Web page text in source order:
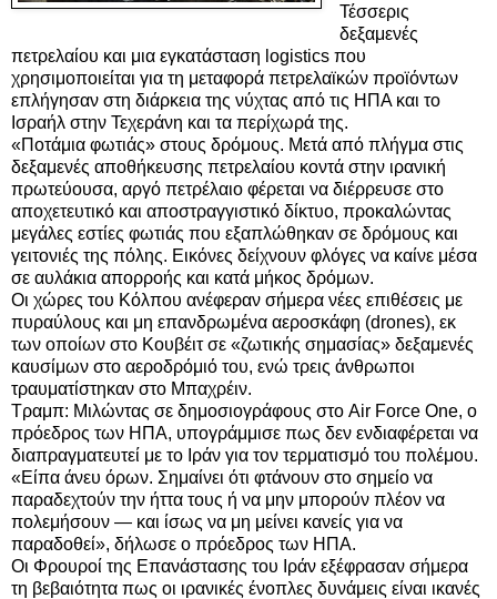
Τέσσερις
δεξαμενές
πετρελαίου και μια εγκατάσταση logistics που
χρησιμοποιείται για τη μεταφορά πετρελαϊκών προϊόντων
επλήγησαν στη διάρκεια της νύχτας από τις ΗΠΑ και το
Ισραήλ στην Τεχεράνη και τα περίχωρά της.
«Ποτάμια φωτιάς» στους δρόμους. Μετά από πλήγμα στις
δεξαμενές αποθήκευσης πετρελαίου κοντά στην ιρανική
πρωτεύουσα, αργό πετρέλαιο φέρεται να διέρρευσε στο
αποχετευτικό και αποστραγγιστικό δίκτυο, προκαλώντας
μεγάλες εστίες φωτιάς που εξαπλώθηκαν σε δρόμους και
γειτονιές της πόλης. Εικόνες δείχνουν φλόγες να καίνε μέσα
σε αυλάκια απορροής και κατά μήκος δρόμων.
Οι χώρες του Κόλπου ανέφεραν σήμερα νέες επιθέσεις με
πυραύλους και μη επανδρωμένα αεροσκάφη (drones), εκ
των οποίων στο Κουβέιτ σε «ζωτικής σημασίας» δεξαμενές
καυσίμων στο αεροδρόμιό του, ενώ τρεις άνθρωποι
τραυματίστηκαν στο Μπαχρέιν.
Τραμπ: Μιλώντας σε δημοσιογράφους στο Air Force One, ο
πρόεδρος των ΗΠΑ, υπογράμμισε πως δεν ενδιαφέρεται να
διαπραγματευτεί με το Ιράν για τον τερματισμό του πολέμου.
«Είπα άνευ όρων. Σημαίνει ότι φτάνουν στο σημείο να
παραδεχτούν την ήττα τους ή να μην μπορούν πλέον να
πολεμήσουν — και ίσως να μη μείνει κανείς για να
παραδοθεί», δήλωσε ο πρόεδρος των ΗΠΑ.
Οι Φρουροί της Επανάστασης του Ιράν εξέφρασαν σήμερα
τη βεβαιότητα πως οι ιρανικές ένοπλες δυνάμεις είναι ικανές